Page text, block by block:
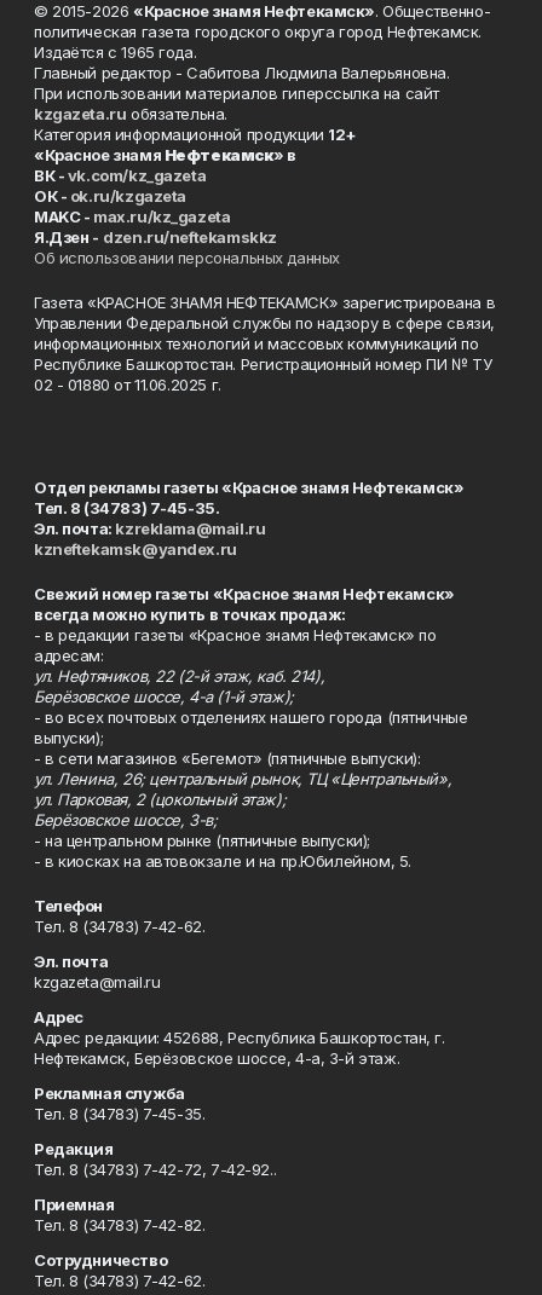
© 2015-2026 «Красное знамя Нефтекамск». Общественно-
политическая газета городского округа город Нефтекамск.
Издаётся с 1965 года.
Главный редактор - Сабитова Людмила Валерьяновна.
При использовании материалов гиперссылка на сайт
kzgazeta.ru обязательна.
Категория информационной продукции 12+
«Красное знамя Нефтекамск» в
ВК -vk.com/kz_gazeta
ОК - ok.ru/kzgazeta
MAKC - max.ru/kz_gazeta
Я.Дзен - dzen.ru/neftekamskkz
Об использовании персональных данных
Газета «КРАСНОЕ ЗНАМЯ НЕФТЕКАМСК» зарегистрирована в
Управлении Федеральной службы по надзору в сфере связи,
информационных технологий и массовых коммуникаций по
Республике Башкортостан. Регистрационный номер ПИ № ТУ
02 - 01880 от 11.06.2025 г.
Отдел рекламы газеты «Красное знамя Нефтекамск»
Тел. 8 (34783) 7-45-35.
Эл. почта: kzreklama@mail.ru
kzneftekamsk@yandex.ru
Свежий номер газеты «Красное знамя Нефтекамск»
всегда можно купить в точках продаж:
- в редакции газеты «Красное знамя Нефтекамск» по
адресам:
ул. Нефтяников, 22 (2-й этаж, каб. 214),
Берёзовское шоссе, 4-а (1-й этаж);
- во всех почтовых отделениях нашего города (пятничные
выпуски);
- в сети магазинов «Бегемот» (пятничные выпуски):
ул. Ленина, 26; центральный рынок, ТЦ «Центральный»,
ул. Парковая, 2 (цокольный этаж);
Берёзовское шоссе, 3-в;
- на центральном рынке (пятничные выпуски);
- в киосках на автовокзале и на пр.Юбилейном, 5.
Телефон
Тел. 8 (34783) 7-42-62.
Эл. почта
kzgazeta@mail.ru
Адрес
Адрес редакции: 452688, Республика Башкортостан, г.
Нефтекамск, Берёзовское шоссе, 4-а, 3-й этаж.
Рекламная служба
Тел. 8 (34783) 7-45-35.
Редакция
Тел. 8 (34783) 7-42-72, 7-42-92..
Приемная
Тел. 8 (34783) 7-42-82.
Сотрудничество
Тел. 8 (34783) 7-42-62.